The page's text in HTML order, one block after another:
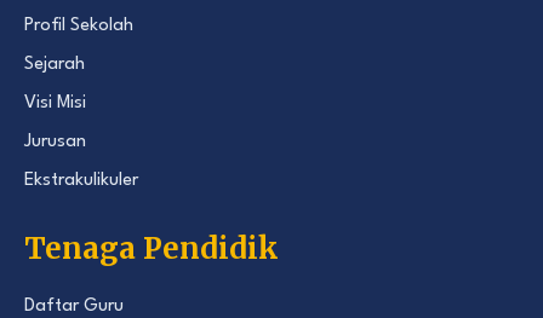
Profil Sekolah
Sejarah
Visi Misi
Jurusan
Ekstrakulikuler
Tenaga Pendidik
Daftar Guru